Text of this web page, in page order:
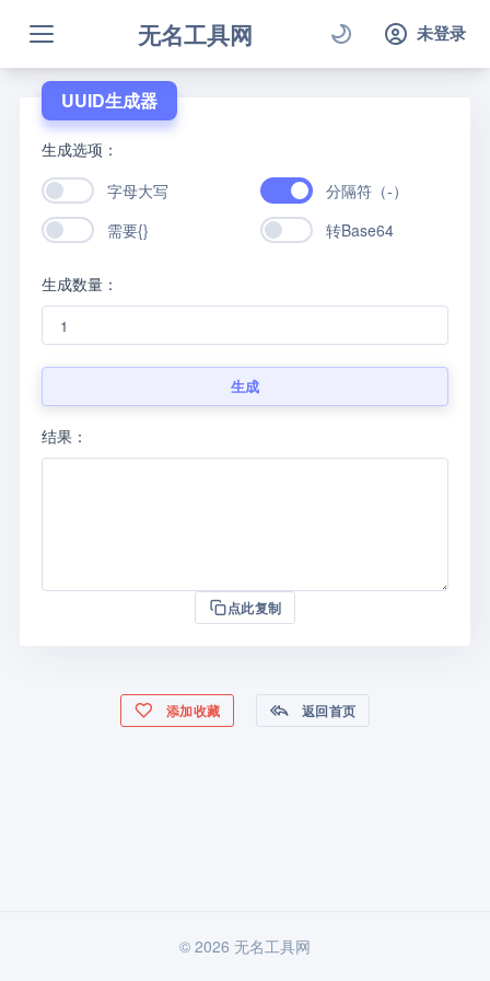
无名工具网 未登录
UUID生成器
生成选项：
字母大写
分隔符（-）
需要{}
转Base64
生成数量：
生成
结果：
点此复制
添加收藏 返回首页
© 2026 无名工具网